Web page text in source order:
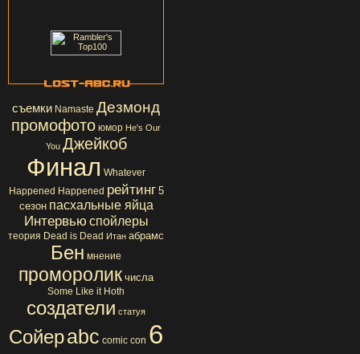
съемки Namaste Дезмонд
промофото юмор He's Our
You Джейкоб
Финал Whatever
Happened Happened рейтинг 5
сезон пасхальные яйца
Интервью спойлеры
теория Dead is Dead Итан абрамс
Бен мнение
проморолик числа
Some Like it Hoth
создатели статуя
Сойерabc comic con 6